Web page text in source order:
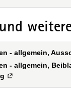
- allgemein,
- allgemein,
Externe Verlinkung